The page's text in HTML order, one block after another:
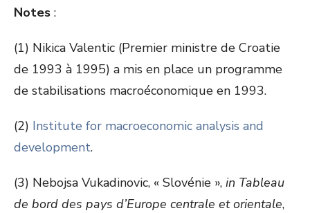
Notes :
(1) Nikica Valentic (Premier ministre de Croatie
de 1993 à 1995) a mis en place un programme
de stabilisations macroéconomique en 1993.
(2) Institute for macroeconomic analysis and
development.
(3) Nebojsa Vukadinovic, « Slovénie », in Tableau
de bord des pays d’Europe centrale et orientale,